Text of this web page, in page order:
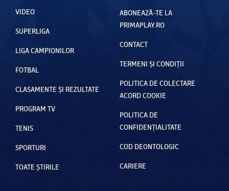
VIDEO
SUPERLIGA
LIGA CAMPIONILOR
FOTBAL
CLASAMENTE ȘI REZULTATE
PROGRAM TV
TENIS
SPORTURI
TOATE ȘTIRILE
ABONEAZĂ-TE LA
PRIMAPLAY.RO
CONTACT
TERMENI ȘI CONDIȚII
POLITICA DE COLECTARE
ACORD COOKIE
POLITICA DE
CONFIDENȚIALITATE
COD DEONTOLOGIC
CARIERE